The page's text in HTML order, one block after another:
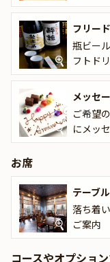
ホテル内レストラン
の会席料理を味わい
サリーをお過ごしくだ
★本プランでは、有料
花束・ギフト・カス
することが出来ます
はデザートタイムに
にお役立てください
の欄で、お選びいただ
フリー
瓶ビー
フトド
メッセ
ご希望
にメッ
お席
テーブ
落ち着
ご案内
コースやオプショ